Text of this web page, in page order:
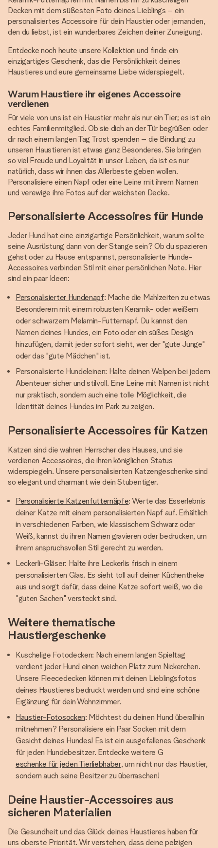
Decken mit dem süßesten Foto deines Lieblings – ein
personalisiertes Accessoire für dein Haustier oder jemanden,
den du liebst, ist ein wunderbares Zeichen deiner Zuneigung.
Entdecke noch heute unsere Kollektion und finde ein
einzigartiges Geschenk, das die Persönlichkeit deines
Haustieres und eure gemeinsame Liebe widerspiegelt.
Warum Haustiere ihr eigenes Accessoire
verdienen
Für viele von uns ist ein Haustier mehr als nur ein Tier; es ist ein
echtes Familienmitglied. Ob sie dich an der Tür begrüßen oder
dir nach einem langen Tag Trost spenden – die Bindung zu
unseren Haustieren ist etwas ganz Besonderes. Sie bringen
so viel Freude und Loyalität in unser Leben, da ist es nur
natürlich, dass wir ihnen das Allerbeste geben wollen.
Personalisiere einen Napf oder eine Leine mit ihrem Namen
und verewige ihre Fotos auf der weichsten Decke.
Personalisierte Accessoires für Hunde
Jeder Hund hat eine einzigartige Persönlichkeit, warum sollte
seine Ausrüstung dann von der Stange sein? Ob du spazieren
gehst oder zu Hause entspannst, personalisierte Hunde-
Accessoires verbinden Stil mit einer persönlichen Note. Hier
sind ein paar Ideen:
Personalisierter Hundenapf: Mache die Mahlzeiten zu etwas
Besonderem mit einem robusten Keramik- oder weißem
oder schwarzem Melamin-Futternapf. Du kannst den
Namen deines Hundes, ein Foto oder ein süßes Design
hinzufügen, damit jeder sofort sieht, wer der "gute Junge"
oder das "gute Mädchen" ist.
Personalisierte Hundeleinen: Halte deinen Welpen bei jedem
Abenteuer sicher und stilvoll. Eine Leine mit Namen ist nicht
nur praktisch, sondern auch eine tolle Möglichkeit, die
Identität deines Hundes im Park zu zeigen.
Personalisierte Accessoires für Katzen
Katzen sind die wahren Herrscher des Hauses, und sie
verdienen Accessoires, die ihren königlichen Status
widerspiegeln. Unsere personalisierten Katzengeschenke sind
so elegant und charmant wie dein Stubentiger.
Personalisierte Katzenfutternäpfe: Werte das Esserlebnis
deiner Katze mit einem personalisierten Napf auf. Erhältlich
in verschiedenen Farben, wie klassischem Schwarz oder
Weiß, kannst du ihren Namen gravieren oder bedrucken, um
ihrem anspruchsvollen Stil gerecht zu werden.
Leckerli-Gläser: Halte ihre Leckerlis frisch in einem
personalisierten Glas. Es sieht toll auf deiner Küchentheke
aus und sorgt dafür, dass deine Katze sofort weiß, wo die
"guten Sachen" versteckt sind.
Weitere thematische
Haustiergeschenke
Kuschelige Fotodecken: Nach einem langen Spieltag
verdient jeder Hund einen weichen Platz zum Nickerchen.
Unsere Fleecedecken können mit deinen Lieblingsfotos
deines Haustieres bedruckt werden und sind eine schöne
Ergänzung für dein Wohnzimmer.
Haustier-Fotosocken: Möchtest du deinen Hund überallhin
mitnehmen? Personalisiere ein Paar Socken mit dem
Gesicht deines Hundes! Es ist ein ausgefallenes Geschenk
für jeden Hundebesitzer. Entdecke weitere G
eschenke für jeden Tierliebhaber, um nicht nur das Haustier,
sondern auch seine Besitzer zu überraschen!
Deine Haustier-Accessoires aus
sicheren Materialien
Die Gesundheit und das Glück deines Haustieres haben für
uns oberste Priorität. Wir verstehen, dass deine pelzigen